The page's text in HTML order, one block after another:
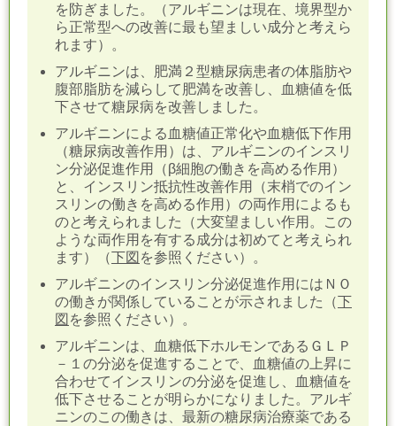
を防ぎました。（アルギニンは現在、境界型か
ら正常型への改善に最も望ましい成分と考えら
れます）。
アルギニンは、肥満２型糖尿病患者の体脂肪や
腹部脂肪を減らして肥満を改善し、血糖値を低
下させて糖尿病を改善しました。
アルギニンによる血糖値正常化や血糖低下作用
（糖尿病改善作用）は、アルギニンのインスリ
ン分泌促進作用（β細胞の働きを高める作用）
と、インスリン抵抗性改善作用（末梢でのイン
スリンの働きを高める作用）の両作用によるも
のと考えられました（大変望ましい作用。この
ような両作用を有する成分は初めてと考えられ
ます）（下図 を参照ください）。
アルギニンのインスリン分泌促進作用にはＮＯ
の働きが関係していることが示されました（下
図 を参照ください）。
アルギニンは、血糖低下ホルモンであるＧＬＰ
－１の分泌を促進することで、血糖値の上昇に
合わせてインスリンの分泌を促進し、血糖値を
低下させることが明らかになりました。アルギ
ニンのこの働きは、最新の糖尿病治療薬である